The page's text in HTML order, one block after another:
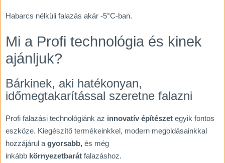
Habarcs nélküli falazás akár -5°C-ban.
Mi a Profi technológia és kinek
ajánljuk?
Bárkinek, aki hatékonyan,
időmegtakarítással szeretne falazni
Profi falazási technológiánk az innovatív építészet egyik fontos
eszköze. Kiegészítő termékeinkkel, modern megoldásainkkal
hozzájárul a gyorsabb, és még
inkább környezetbarát falazáshoz.